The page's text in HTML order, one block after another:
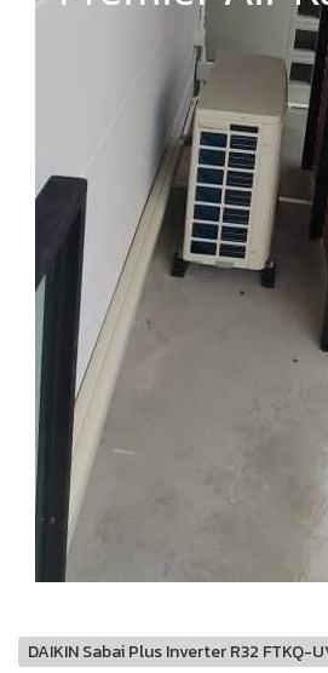
DAIKIN Sabai Plus Inverter R32 FTKQ-